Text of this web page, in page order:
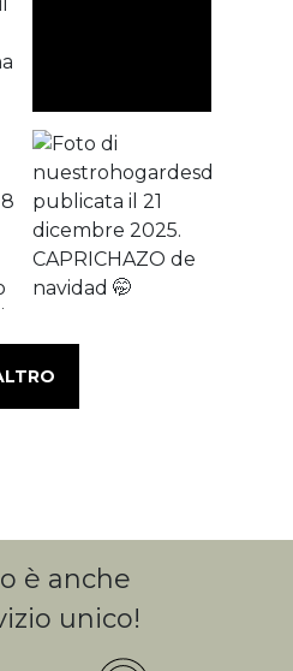
è anche
unico!